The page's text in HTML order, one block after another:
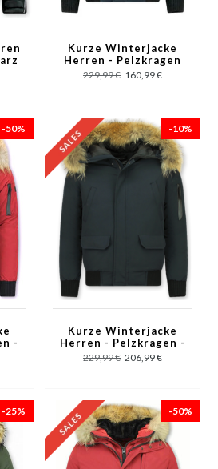
Kurze Winterjacke
Herren - Pelzkragen
Bomberjacke - Blau
229,99 € 160,99 €
-50%
-
-10%
Kurze Winterjacke
Herren - Pelzkragen -
Echtfell Jacke -
Schwarz
229,99 € 206,99 €
-25% -50%